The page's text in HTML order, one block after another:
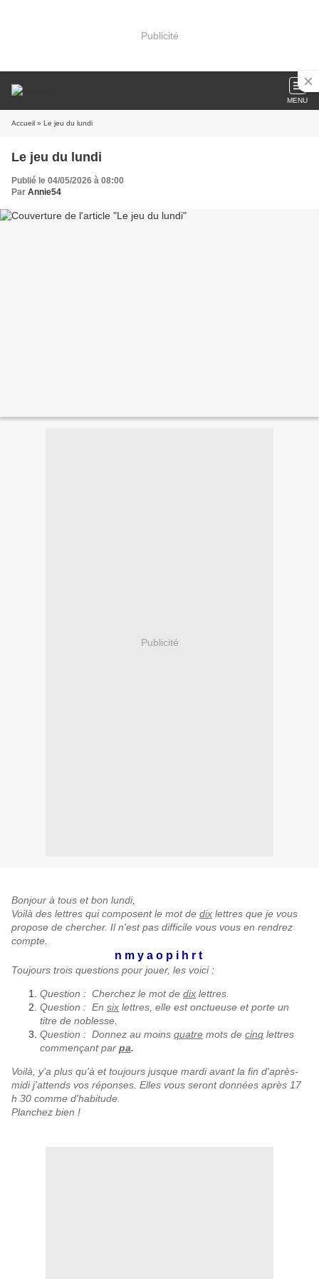
Publicité
MENU
Accueil » Le jeu du lundi
Le jeu du lundi
Publié le 04/05/2026 à 08:00
Par Annie54
Publicité
Bonjour à tous et bon lundi,
Voilà des lettres qui composent le mot de dix lettres que je vous
propose de chercher. Il n'est pas difficile vous vous en rendrez
compte.
n m y a o p i h r t
Toujours trois questions pour jouer, les voici :
Question : Cherchez le mot de dix lettres.
Question : En six lettres, elle est onctueuse et porte un
titre de noblesse.
Question : Donnez au moins quatre mots de cinq lettres
commençant par pa.
Voilà, y'a plus qu'à et toujours jusque mardi avant la fin d'après-
midi j'attends vos réponses. Elles vous seront données après 17
h 30 comme d'habitude.
Planchez bien !